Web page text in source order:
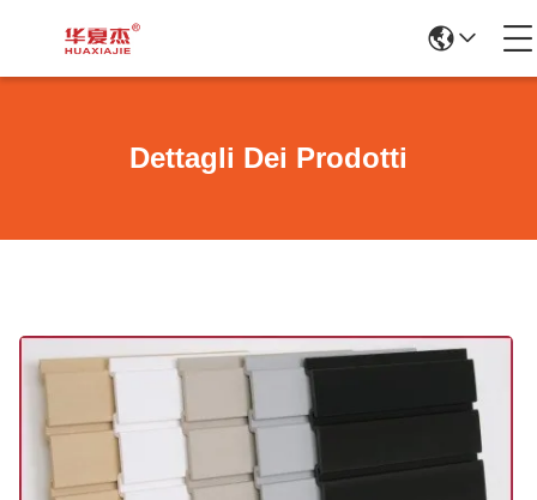
Dettagli Dei Prodotti